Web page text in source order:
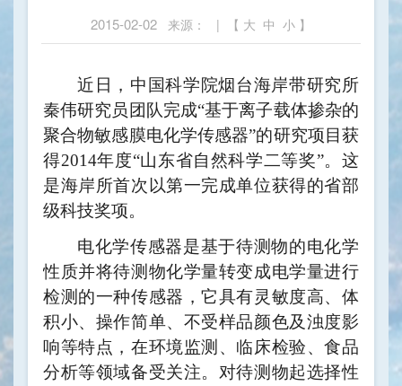
2015-02-02 来源： | 【 大 中 小 】
近日，中国科学院烟台海岸带研究所
秦伟研究员团队完成“基于离子载体掺杂的
聚合物敏感膜电化学传感器”的研究项目获
得2014年度“山东省自然科学二等奖”。这
是海岸所首次以第一完成单位获得的省部
级科技奖项。
电化学传感器是基于待测物的电化学
性质并将待测物化学量转变成电学量进行
检测的一种传感器，它具有灵敏度高、体
积小、操作简单、不受样品颜色及浊度影
响等特点，在环境监测、临床检验、食品
分析等领域备受关注。对待测物起选择性